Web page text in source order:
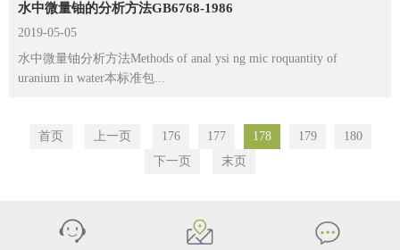
水中微量铀的分析方法GB6768-1986
2019-05-05
水中微量铀分析方法Methods of anal ysi ng mic roquantity of
uranium in water本标准包...
首页 上一页 176 177 178 179
180
下一页
末页